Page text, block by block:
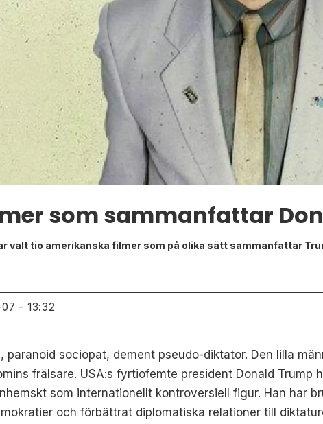
som sammanfattar
valt tio amerikanska filmer som på olika sätt sammanfattar
07 - 13:32
paranoid sociopat, dement pseudo-diktator. Den lilla
frälsare. USA:s fyrtiofemte president Donald
som internationellt kontroversiell figur. Han har
och förbättrat diplomatiska relationer till